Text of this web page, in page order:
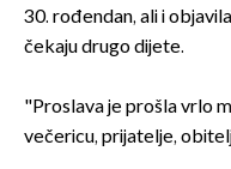
30. rođendan, ali i
čekaju drugo dijete.
"Proslava je prošla vrlo
večericu, prijatelje,